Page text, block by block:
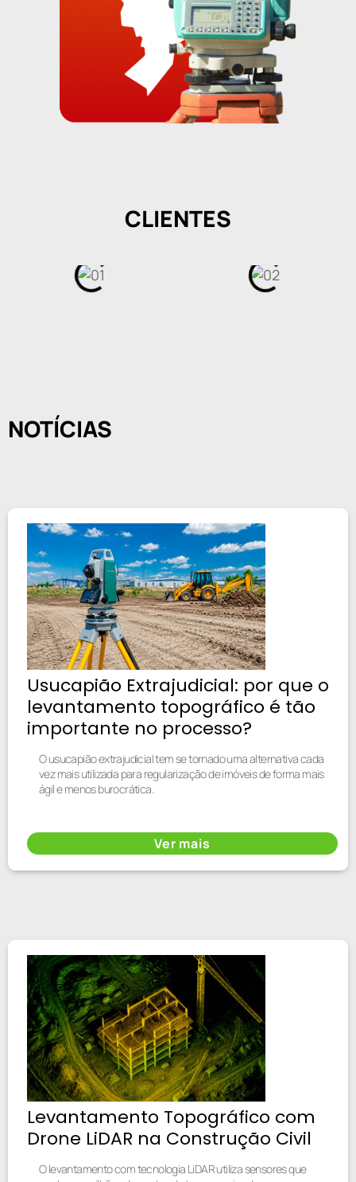
CLIENTES
NOTÍCIAS
Usucapião Extrajudicial: por que o
levantamento topográfico é tão
importante no processo?
O usucapião extrajudicial tem se tornado uma alternativa cada
vez mais utilizada para regularização de imóveis de forma mais
ágil e menos burocrática.
Ver mais
Levantamento Topográfico com
Drone LiDAR na Construção Civil
O levantamento com tecnologia LiDAR utiliza sensores que